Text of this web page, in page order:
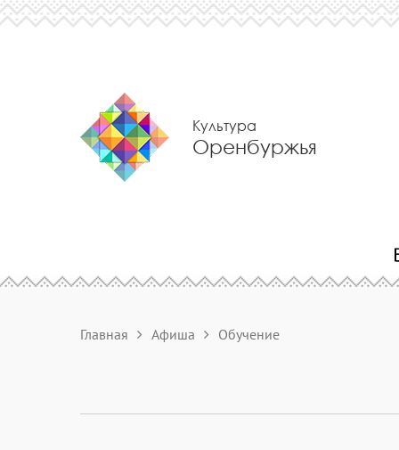
Культура
Оренбуржья
Главная Афиша Обучение